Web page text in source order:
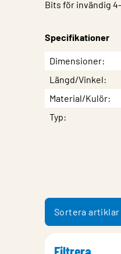
Bits för invändig
Specifikationer
EgenskapVärde
Dimensioner
Längd/Vinkel
Material/Kulör
Typ
Sortera artiklar